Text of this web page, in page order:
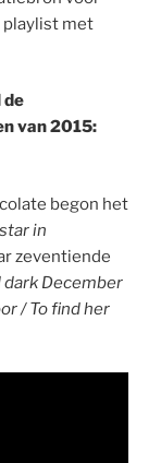
playlist met
de
van 2015:
begon het
in
zeventiende
dark December
/To find her